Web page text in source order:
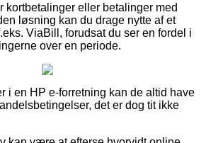
kortbetalinger eller betalinger med
løsning kan du drage nytte af et
ViaBill, forudsat du ser en fordel i
over en periode.
i en HP e-forretning kan de altid have
det er dog tit ikke